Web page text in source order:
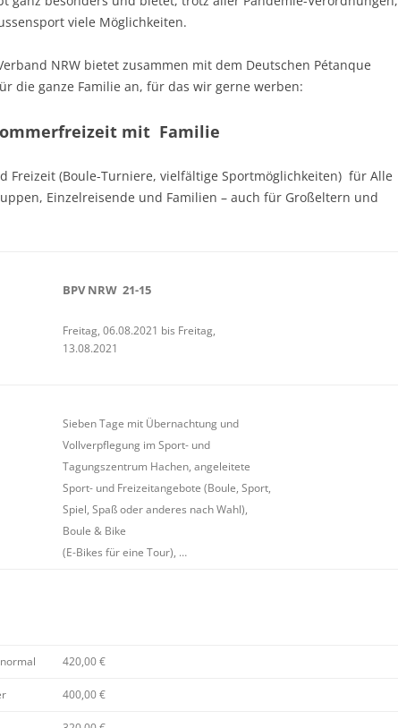
viele Möglichkeiten.
NRW bietet zusammen mit dem Deutschen Pétanque
die ganze Familie an, für das wir gerne werben:
mit Familie
Freizeit (Boule-Turniere, vielfältige Sportmöglichkeiten) für Alle
Einzelreisende und Familien – auch für Großeltern und
BPV NRW 21-15
Freitag, 06.08.2021 bis Freitag,
13.08.2021
Sieben Tage mit Übernachtung und
Vollverpflegung im Sport- und
Tagungszentrum Hachen, angeleitete
Sport- und Freizeitangebote (Boule, Sport,
Spiel, Spaß oder anderes nach Wahl),
Boule & Bike
(E-Bikes für eine Tour), …
420,00 €
400,00 €